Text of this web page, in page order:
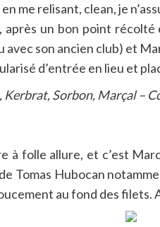
me relisant, clean, je
un bon point récolté
avec son ancien club) et
d’entrée en lieu et
Kerbrat, Sorbon, Marçal –
à folle allure, et c’est
Tomas Hubocan
au fond des filets.